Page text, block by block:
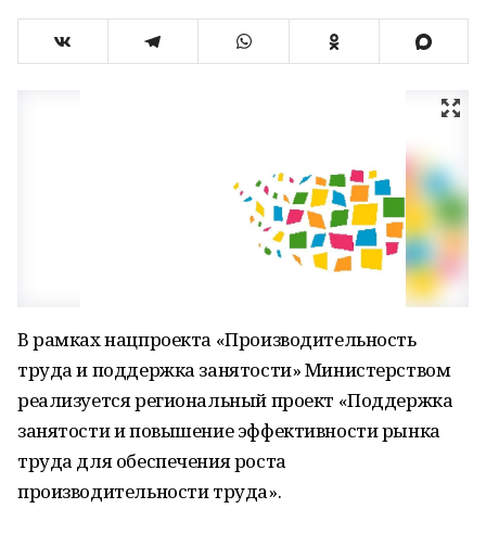
В рамках нацпроекта «Производительность
труда и поддержка занятости» Министерством
реализуется региональный проект «Поддержка
занятости и повышение эффективности рынка
труда для обеспечения роста
производительности труда».